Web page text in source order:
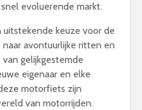
evoluerende markt.
keuze voor de
avontuurlijke ritten en
gelijkgestemde
eigenaar en elke
motorfiets zijn
van motorrijden.